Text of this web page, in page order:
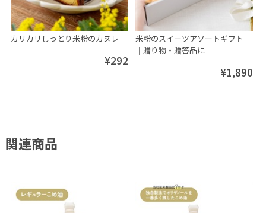
カリカリしっとり米粉のカヌレ
¥292
米粉のスイーツアソートギフト
│贈り物・贈答品に
¥1,890
関連商品